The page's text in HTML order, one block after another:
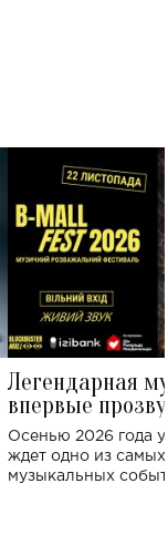
Легендарная
впервые
Украине: где
Осенью 2026 года
ждет одно из
музыкальных